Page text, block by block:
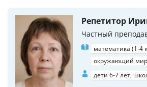
Репетитор
Частный
математика (1-4
окружающий мир
дети 6-7 лет,